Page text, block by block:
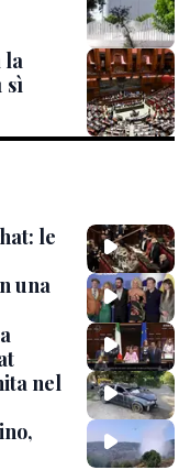
la
sì
le
una
nel